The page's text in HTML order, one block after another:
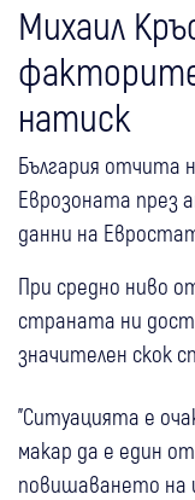
Михаил
натиск
България отчита
Еврозоната през
данни на
При средно ниво
страната ни
значителен скок
"Ситуацията е
макар да е един
повишаването на